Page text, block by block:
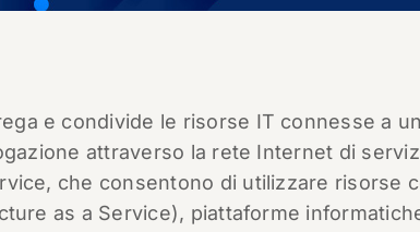
e condivide le risorse IT connesse a
attraverso la rete Internet di
che consentono di utilizzare risorse
as a Service), piattaforme